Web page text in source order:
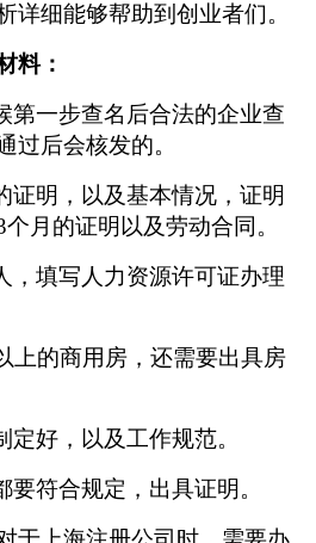
详细能够帮助到创业者们。
料：
第一步查名后合法的企业查
过后会核发的。
证明，以及基本情况，证明
月的证明以及劳动合同。
，填写人力资源许可证办理
上的商用房，还需要出具房
好，以及工作规范。
符合规定，出具证明。